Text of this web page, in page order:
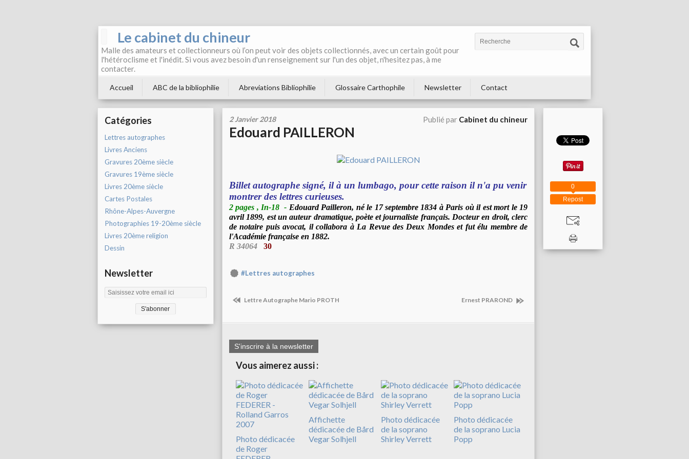
Le cabinet du chineur
Malle des amateurs et collectionneurs où l’on peut voir des objets collectionnés, avec un certain goût pour
l'hétéroclisme et l'inédit. Si vous avez besoin d'un renseignement sur l'un des objet, n'hesitez pas, à me
contacter.
Accueil ABC de la bibliophilie Abreviations Bibliophilie Glossaire Carthophile Newsletter Contact
Catégories
Lettres autographes
Livres Anciens
Gravures 20ème siècle
Gravures 19ème siècle
Livres 20ème siècle
Cartes Postales
Rhône-Alpes-Auvergne
Photographies 19-20ème siècle
Livres 20ème religion
Dessin
Newsletter
2 Janvier 2018 Publié par Cabinet du chineur
Edouard PAILLERON
Billet autographe signé, il à un lumbago, pour cette raison il n'a pu venir
montrer des lettres curieuses.
2 pages , In-18 - Edouard Pailleron, né le 17 septembre 1834 à Paris où il est mort le 19
avril 1899, est un auteur dramatique, poète et journaliste français. Docteur en droit, clerc
de notaire puis avocat, il collabora à La Revue des Deux Mondes et fut élu membre de
l'Académie française en 1882.
R 34064
30
#Lettres autographes
Lettre Autographe Mario PROTH Ernest PRAROND
S'inscrire à la newsletter
Vous aimerez aussi :
Photo dédicacée
de Roger
Affichette
dédicacée de Bård
Vegar Solhjell
Photo dédicacée
de la soprano
Shirley Verrett
Photo dédicacée
de la soprano Lucia
Popp
Repost
0